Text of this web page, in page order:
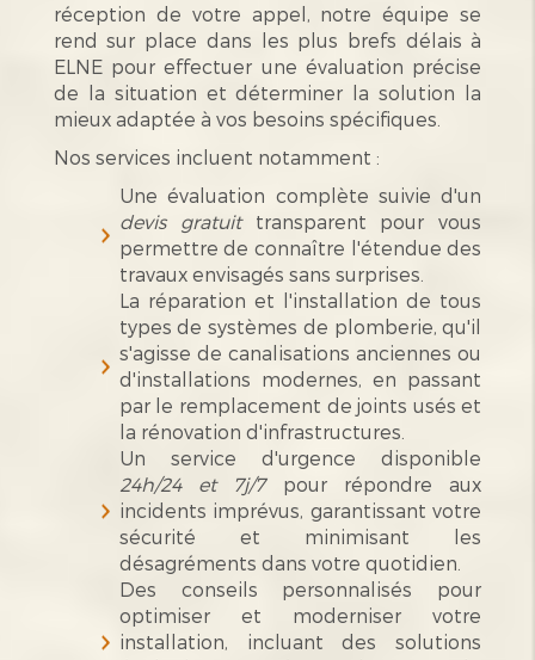
réception de votre appel, notre équipe se
rend sur place dans les plus brefs délais à
ELNE pour effectuer une évaluation précise
de la situation et déterminer la solution la
mieux adaptée à vos besoins spécifiques.
Nos services incluent notamment :
Une évaluation complète suivie d'un
devis gratuittransparent pour vous
permettre de connaître l'étendue des
travaux envisagés sans surprises.
La réparation et l'installation de tous
types de systèmes de plomberie, qu'il
s'agisse de canalisations anciennes ou
d'installations modernes, en passant
par le remplacement de joints usés et
la rénovation d'infrastructures.
Un service d'urgence disponible
24h/24 et 7j/7pour répondre aux
incidents imprévus, garantissant votre
sécurité et minimisant les
désagréments dans votre quotidien.
Des conseils personnalisés pour
optimiser et moderniser votre
installation, incluant des solutions